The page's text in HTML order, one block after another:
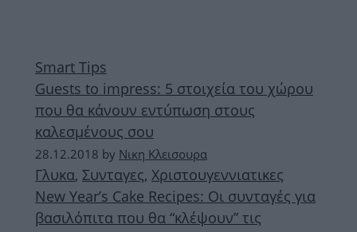
Smart Tips
Guests to impress: 5 στοιχεία του χώρου
που θα κάνουν εντύπωση στους
καλεσμένους σου
28.12.2018 by Νικη Κλεισουρα
Γλυκα, Συνταγες, Χριστουγεννιατικες
New Year’s Cake Recipes: Οι συνταγές για
βασιλόπιτα που θα “κλέψουν” τις